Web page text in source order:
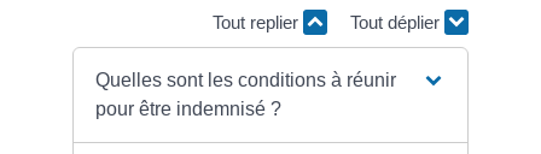
Tout replier Tout déplier
Quelles sont les conditions à réunir
pour être indemnisé ?